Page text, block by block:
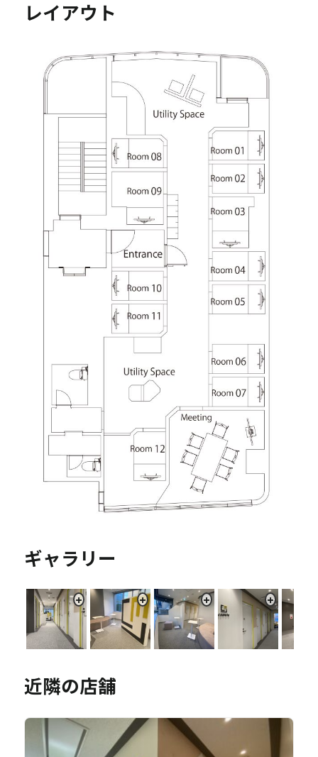
レイアウト
ギャラリー
近隣の店舗